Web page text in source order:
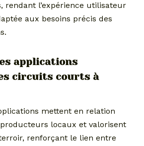
rendant l’expérience utilisateur
aux besoins précis des
applications
circuits courts à
mettent en relation
locaux et valorisent
renforçant le lien entre